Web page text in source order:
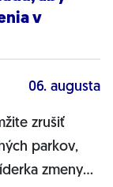
v
06. augusta
zrušiť
parkov,
zmeny